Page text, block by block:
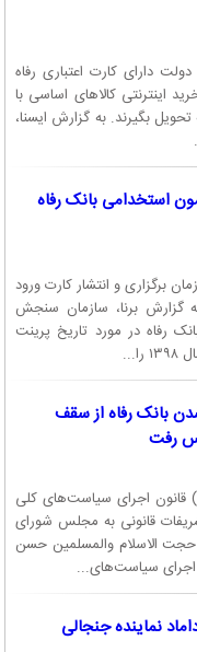
جاری، جاری همراه دو
حساب همراه، صندوق
سلف، فروش اقساطی،
قرض الحسنه، وجوه اداره
حوالجات، ضمانتنامه
تنزیل اسناد
اقساط با كارت هاي
قبوض همراه اول، پرداخت
استعلام اصالت ضمانتنامه
خودپرداز (ATM)، پایانه های فروش (POS)، درگاه
پرداخت اینترنتی، پایانه های کارتخوان شعبه ای (PINPAD)، کارت های
دارای کارت اعتباری رفاه
اینترنتی کالاهای اساسی با
تحویل بگیرند. به گزارش ایسنا،
استخدامی بانک رفاه
برگزاری و انتشار کارت ورود
گزارش برنا، سازمان سنجش
رفاه در مورد تاریخ پرینت
بانک رفاه از سقف
رفت
رئیس جمهور لایحه الحاق یک تبصره به ماده (۵) قانون اجرای سیاست‌های کلی
قانونی به مجلس شورای
حجت الاسلام والمسلمین حسن
نماینده جنجالی